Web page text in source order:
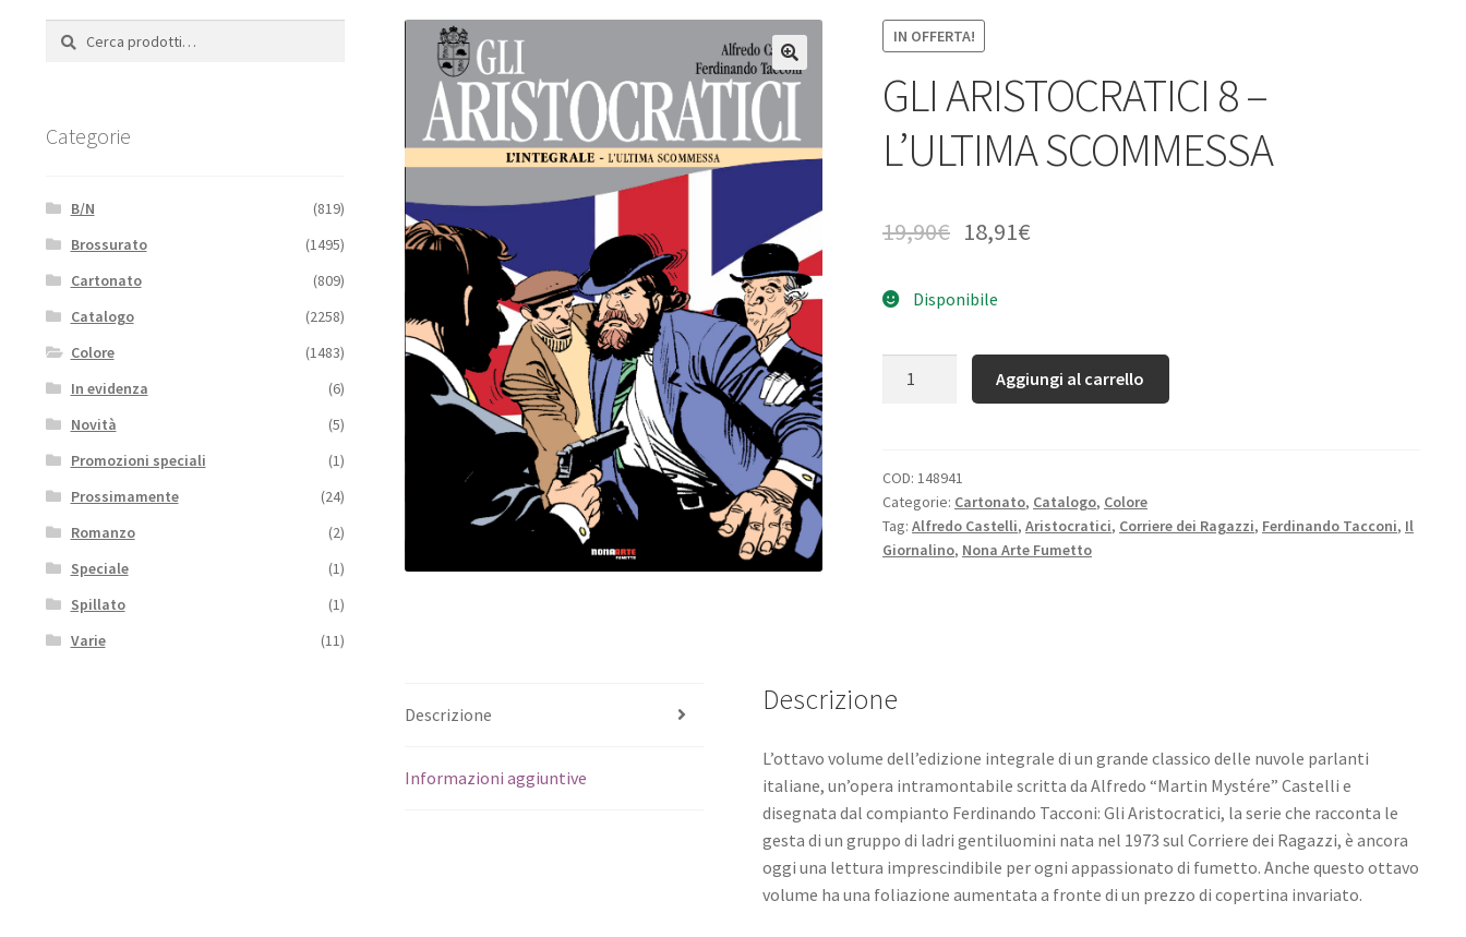
IN OFFERTA!
GLI ARISTOCRATICI 8 –
L’ULTIMA SCOMMESSA
19,90€ 18,91€
Disponibile
Aggiungi al carrello
COD: 148941
Categorie: Cartonato, Catalogo, Colore
Tag: Alfredo Castelli, Aristocratici, Corriere dei Ragazzi, Ferdinando Tacconi, Il
Giornalino, Nona Arte Fumetto
Descrizione
Informazioni aggiuntive
Descrizione
L’ottavo volume dell’edizione integrale di un grande classico delle nuvole parlanti
italiane, un’opera intramontabile scritta da Alfredo “Martin Mystére” Castelli e
disegnata dal compianto Ferdinando Tacconi: Gli Aristocratici, la serie che racconta le
gesta di un gruppo di ladri gentiluomini nata nel 1973 sul Corriere dei Ragazzi, è ancora
oggi una lettura imprescindibile per ogni appassionato di fumetto. Anche questo ottavo
volume ha una foliazione aumentata a fronte di un prezzo di copertina invariato.
Cerca:
Cerca
Categorie
B/N
(819)
Brossurato
(1495)
Cartonato
(809)
Catalogo
(2258)
Colore
(1483)
In evidenza
(6)
Novità
(5)
Promozioni speciali
(1)
Prossimamente
(24)
Romanzo
(2)
Speciale
(1)
Spillato
(1)
Varie
(11)